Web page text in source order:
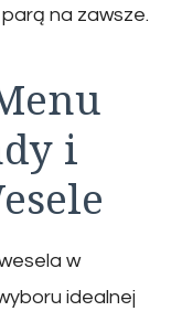
na zawsze.
i
w
idealnej